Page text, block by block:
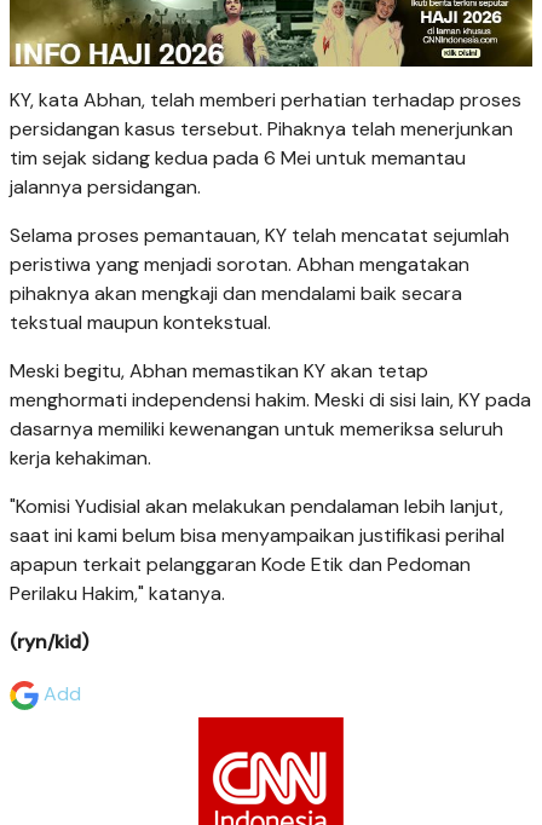
KY, kata Abhan, telah memberi perhatian terhadap proses
persidangan kasus tersebut. Pihaknya telah menerjunkan
tim sejak sidang kedua pada 6 Mei untuk memantau
jalannya persidangan.
Selama proses pemantauan, KY telah mencatat sejumlah
peristiwa yang menjadi sorotan. Abhan mengatakan
pihaknya akan mengkaji dan mendalami baik secara
tekstual maupun kontekstual.
Meski begitu, Abhan memastikan KY akan tetap
menghormati independensi hakim. Meski di sisi lain, KY pada
dasarnya memiliki kewenangan untuk memeriksa seluruh
kerja kehakiman.
"Komisi Yudisial akan melakukan pendalaman lebih lanjut,
saat ini kami belum bisa menyampaikan justifikasi perihal
apapun terkait pelanggaran Kode Etik dan Pedoman
Perilaku Hakim," katanya.
(ryn/kid)
Add